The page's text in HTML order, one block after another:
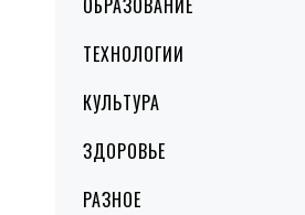
ОБРАЗОВАНИЕ
ТЕХНОЛОГИИ
КУЛЬТУРА
ЗДОРОВЬЕ
РАЗНОЕ